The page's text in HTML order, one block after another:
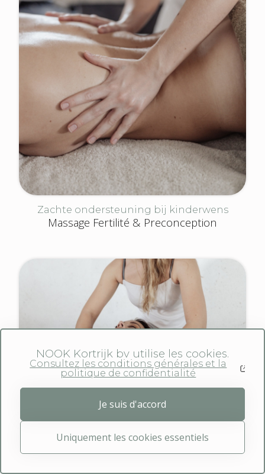
NOOK Kortrijk bv utilise les cookies.
Consultez les conditions générales et la
politique de confidentialité
Je suis d'accord
Uniquement les cookies essentiels
Zachte ondersteuning bij kinderwens
Massage Fertilité & Preconception
Un accompagnement en soi
Massage périnatal